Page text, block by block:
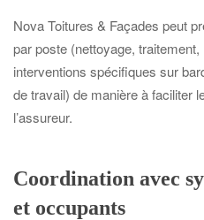
Nova Toitures & Façades peut
par poste (nettoyage,
interventions spécifiques sur
de travail) de manière à faciliter
l’assureur.
Coordination avec
et occupants